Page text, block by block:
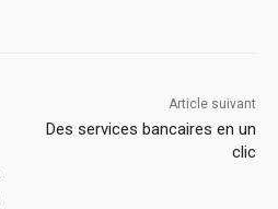
Article suivant
Des services bancaires en un
clic